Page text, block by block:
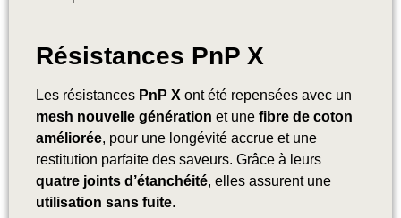
Résistances PnP X
Les résistances PnP X ont été repensées avec un
mesh nouvelle génération et une fibre de coton
améliorée, pour une longévité accrue et une
restitution parfaite des saveurs. Grâce à leurs
quatre joints d’étanchéité, elles assurent une
utilisation sans fuite.